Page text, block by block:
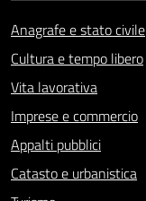
Anagrafe e stato civile
Cultura e tempo libero
Vita lavorativa
Imprese e commercio
Appalti pubblici
Catasto e urbanistica